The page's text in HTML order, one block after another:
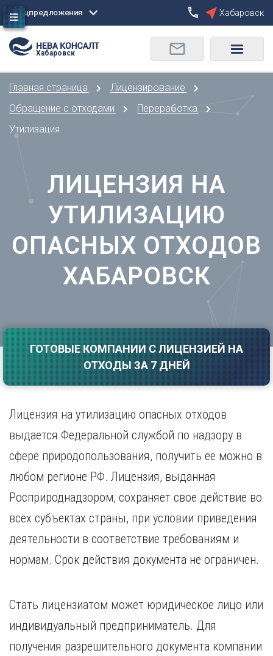
Сбросить
Москва
Санкт-Петербург
Астрахань
Барнаул
Белгород
Брянск
Владивосток
Владикавказ
Владимир
Волгоград
Екатеринбург
И
Иваново
Иркутск
К
Калининград
Калуга
Кемерово
Краснодар
Красноярск
Курган
Курск
Липецк
М
Магнитогорск
О
Орел
Оренбург
Р
Рязань
С
Самара
Саранск
Саратов
Севастополь
Смоленск
Сочи
Ставрополь
Тверь
Томск
Тула
У
Ульяновск
Уфа
Х
Ч
Чебоксары
Челябинск
Череповец
Спецпредложения Хабаровск
Хабаровск
Главная страница
Лицензирование
Обращение с отходами
Переработка
Утилизация
ЛИЦЕНЗИЯ НА
УТИЛИЗАЦИЮ
ОПАСНЫХ ОТХОДОВ
ХАБАРОВСК
ГОТОВЫЕ КОМПАНИИ С ЛИЦЕНЗИЕЙ НА
ОТХОДЫ ЗА 7 ДНЕЙ
Лицензия на утилизацию опасных отходов
выдается Федеральной службой по надзору в
сфере природопользования, получить ее можно в
любом регионе РФ. Лицензия, выданная
Росприроднадзором, сохраняет свое действие во
всех субъектах страны, при условии приведения
деятельности в соответствие требованиям и
нормам. Срок действия документа не ограничен.
Стать лицензиатом может юридическое лицо или
индивидуальный предприниматель. Для
получения разрешительного документа компании